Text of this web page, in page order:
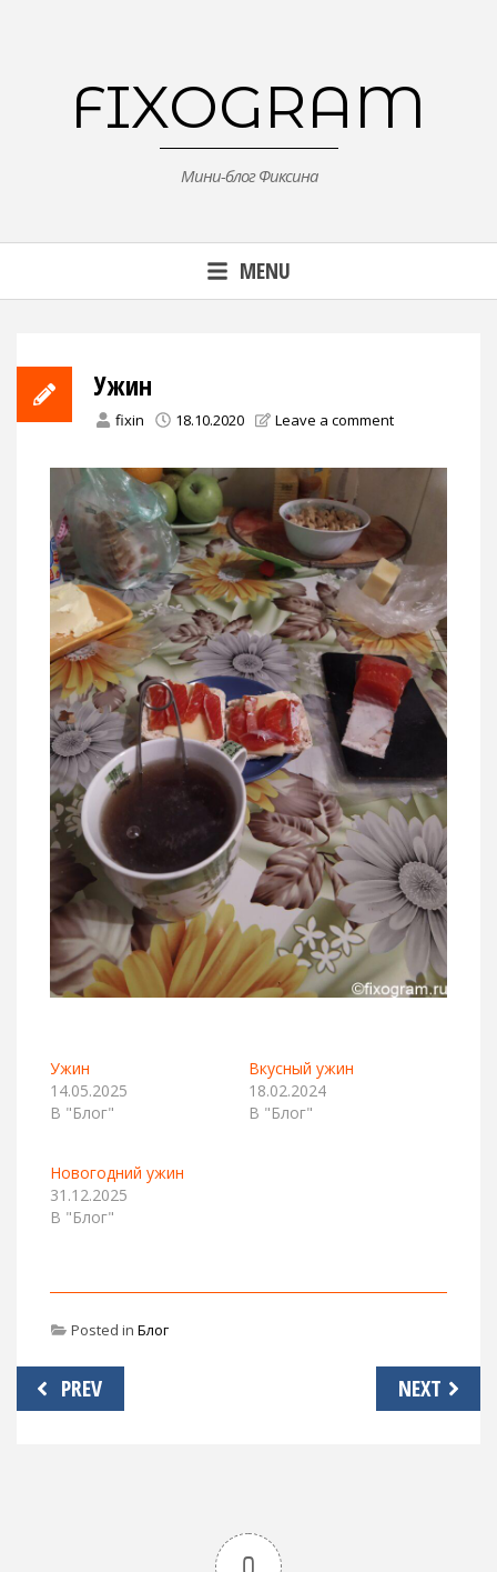
FIXOGRAM
Мини-блог Фиксина
MENU
Ужин
fixin 18.10.2020 Leave a comment
Ужин
14.05.2025
В "Блог"
Вкусный ужин
18.02.2024
В "Блог"
Новогодний ужин
31.12.2025
В "Блог"
Posted in Блог
Навигация
по
PREV NEXT